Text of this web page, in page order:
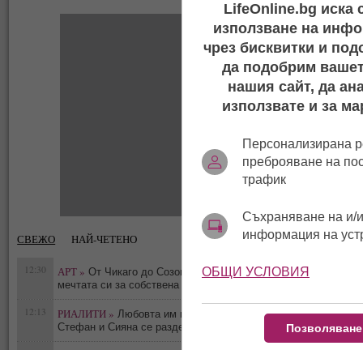
СВЕЖО НАЙ-ЧЕТЕНО
12:30 АРТ » От Чикаго до Созопол: Лина Григорова сбъдна
мечтата си за собствена галерия
12:13 РИАЛИТИ » Любовта им приключи! Брадърите
Стефан и Сияна се разделиха с гръм и трясък
LifeOnline.bg иска
използване на
чрез бисквитки и
да подобрим
нашия сайт, да
използвате и за
Персонализирана
преброяване на
трафик
Съхраняване на и/
информация на
ОБЩИ УСЛОВИЯ